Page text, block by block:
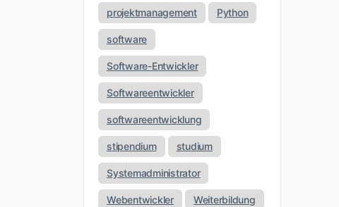
projektmanagement Python
software
Software-Entwickler
Softwareentwickler
softwareentwicklung
stipendium studium
Systemadministrator
Webentwickler Weiterbildung